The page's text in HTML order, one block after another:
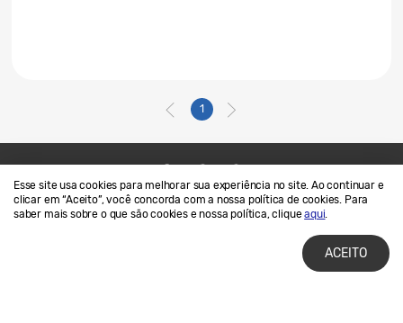
Esse site usa cookies para melhorar sua experiência no site. Ao continuar e
clicar em “Aceito”, você concorda com a nossa política de cookies. Para
saber mais sobre o que são cookies e nossa política, cliqueaqui.
ACEITO
1
Contato
SAMSUNG.COM
Termos de Uso
Privacidade e Cookies